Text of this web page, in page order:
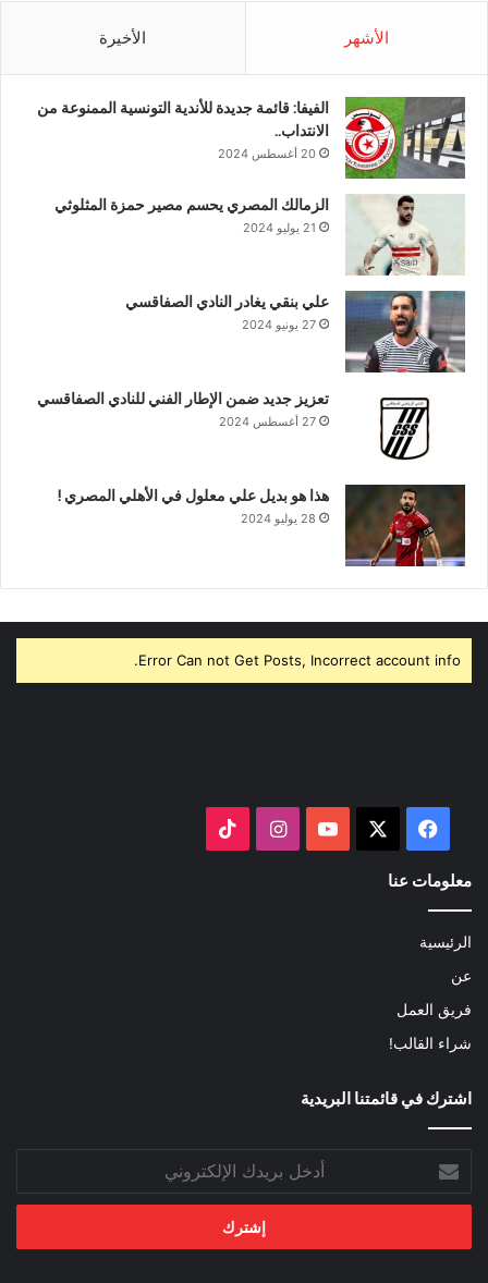
الأشهر الأخيرة
الفيفا: قائمة جديدة للأندية التونسية الممنوعة من
الانتداب..
20 أغسطس 2024
الزمالك المصري يحسم مصير حمزة المثلوثي
21 يوليو 2024
علي بنقي يغادر النادي الصفاقسي
27 يونيو 2024
تعزيز جديد ضمن الإطار الفني للنادي الصفاقسي
27 أغسطس 2024
هذا هو بديل علي معلول في الأهلي المصري !
28 يوليو 2024
Error Can not Get Posts, Incorrect account info.
فيسبوك ‫YouTubeانستقرام
معلومات عنا
الرئيسية
عن
فريق العمل
شراء القالب!
اشترك في قائمتنا البريدية
بريدك
الإلكتروني